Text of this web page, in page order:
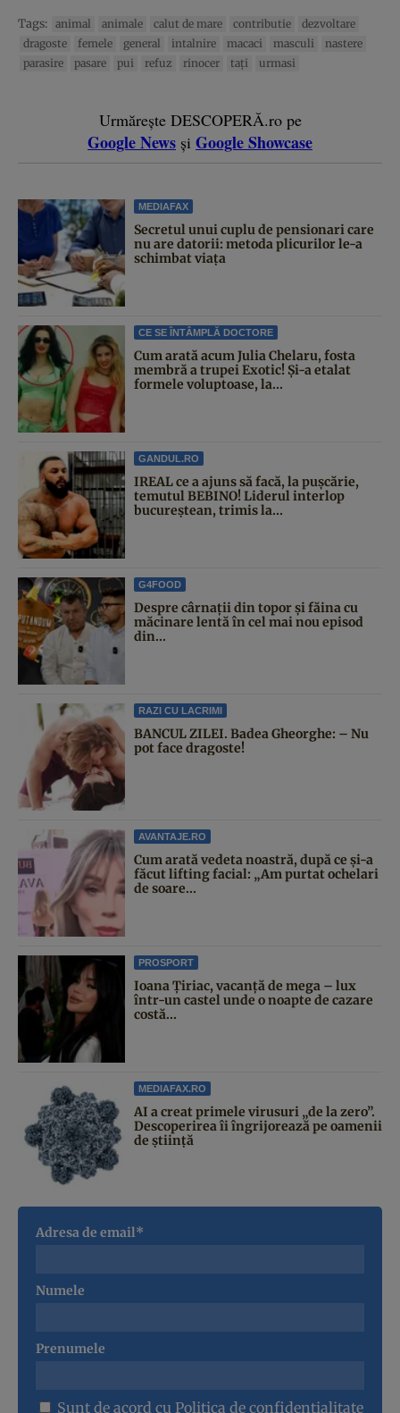
Tags: animal animale calut de mare contributie
dezvoltare
dragoste
femele general intalnire macaci masculi
nastere
parasire
pasare pui refuz rinocer taţi urmasi
Urmărește DESCOPERĂ.ro pe
Google News și Google Showcase
MEDIAFAX
Secretul unui cuplu de pensionari care
nu are datorii: metoda plicurilor le-a
schimbat viața
CE SE ÎNTÂMPLĂ DOCTORE
Cum arată acum Julia Chelaru, fosta
membră a trupei Exotic! Și-a etalat
formele voluptoase, la...
GANDUL.RO
IREAL ce a ajuns să facă, la pușcărie,
temutul BEBINO! Liderul interlop
bucureștean, trimis la...
G4FOOD
Despre cârnații din topor și făina cu
măcinare lentă în cel mai nou episod
din...
RAZI CU LACRIMI
BANCUL ZILEI. Badea Gheorghe: – Nu
pot face dragoste!
AVANTAJE.RO
Cum arată vedeta noastră, după ce și-a
făcut lifting facial: „Am purtat ochelari
de soare...
PROSPORT
Ioana Țiriac, vacanță de mega – lux
într-un castel unde o noapte de cazare
costă...
MEDIAFAX.RO
AI a creat primele virusuri „de la zero”.
Descoperirea îi îngrijorează pe oamenii
de știință
Adresa de email*
Numele
Prenumele
Sunt de acord cu Politica de confidentialitate